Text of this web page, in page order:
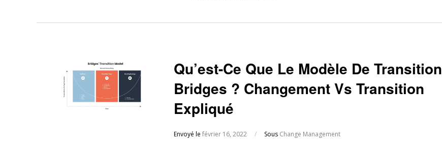
Qu’est-Ce Que Le Modèle De Transition
Bridges ? Changement Vs Transition
Expliqué
Envoyé lefévrier 16, 2022 / Sous Change Management